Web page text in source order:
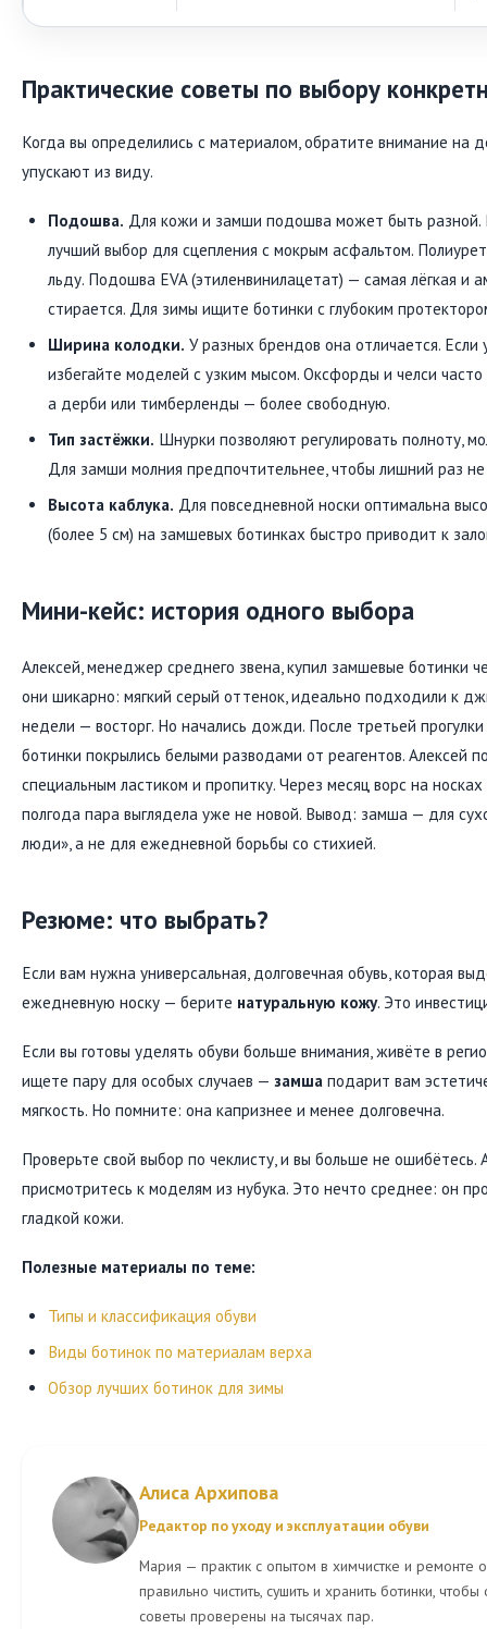
Практические советы по выбору
Когда вы определились с материалом, обратите внимание на
упускают из виду.
Подошва. Для кожи и замши подошва может быть разной.
лучший выбор для сцепления с мокрым асфальтом.
льду. Подошва EVA (этиленвинилацетат) — самая лёгкая и
стирается. Для зимы ищите ботинки с глубоким
Ширина колодки. У разных брендов она отличается. Если
избегайте моделей с узким мысом. Оксфорды и челси
а дерби или тимберленды — более свободную.
Тип застёжки. Шнурки позволяют регулировать полноту,
Для замши молния предпочтительнее, чтобы лишний раз
Высота каблука. Для повседневной носки оптимальна
(более 5 см) на замшевых ботинках быстро приводит к
Мини-кейс: история одного выбора
Алексей, менеджер среднего звена, купил замшевые ботинки
они шикарно: мягкий серый оттенок, идеально подходили к
недели — восторг. Но начались дожди. После третьей
ботинки покрылись белыми разводами от реагентов. Алексей
специальным ластиком и пропитку. Через месяц ворс на
полгода пара выглядела уже не новой. Вывод: замша — для
люди», а не для ежедневной борьбы со стихией.
Резюме: что выбрать?
Если вам нужна универсальная, долговечная обувь, которая
ежедневную носку — берите натуральную кожу. Это
Если вы готовы уделять обуви больше внимания, живёте в
ищете пару для особых случаев — замша подарит вам
мягкость. Но помните: она капризнее и менее долговечна.
Проверьте свой выбор по чеклисту, и вы больше не ошибётесь.
присмотритесь к моделям из нубука. Это нечто среднее: он
гладкой кожи.
Полезные материалы по теме:
Типы и классификация обуви
Виды ботинок по материалам верха
Обзор лучших ботинок для зимы
Алиса Архипова
Редактор по уходу и эксплуатации обуви
Мария — практик с опытом в химчистке и ремонте
правильно чистить, сушить и хранить ботинки,
советы проверены на тысячах пар.